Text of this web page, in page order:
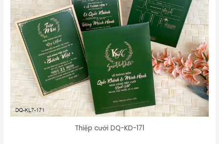
Thiệp cưới DQ-KD-171